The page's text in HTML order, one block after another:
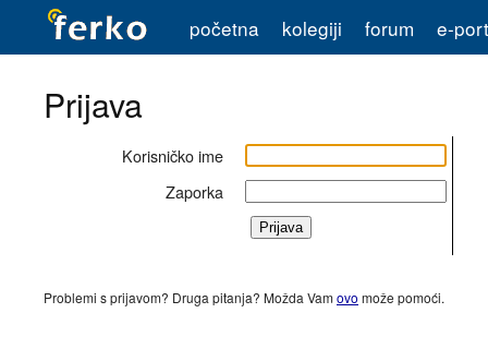
početna kolegiji forum e-
Prijava
Korisničko ime
Zaporka
Problemi s prijavom? Druga pitanja? Možda Vamovo može pomoći.